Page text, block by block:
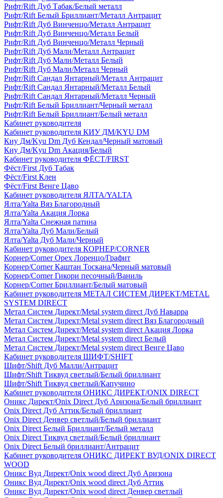
Рифт/Rift Дуб Табак/Белый металл
Рифт/Rift Белый Бриллиант/Металл Антрацит
Рифт/Rift Дуб Винченцо/Металл Антрацит
Рифт/Rift Дуб Винченцо/Металл Белый
Рифт/Rift Дуб Винченцо/Металл Черный
Рифт/Rift Дуб Мали/Металл Антрацит
Рифт/Rift Дуб Мали/Металл Белый
Рифт/Rift Дуб Мали/Металл Черный
Рифт/Rift Сандал Янтарный/Металл Антрацит
Рифт/Rift Сандал Янтарный/Металл Белый
Рифт/Rift Сандал Янтарный/Металл Черный
Рифт/Rift Белый Бриллиант/Черный металл
Рифт/Rift Белый Бриллиант/Белый металл
Кабинет руководителя
Кабинет руководителя КИУ ДМ/KYU DM
Киу Дм/Kyu Dm Дуб Кендал/Черный матовый
Киу Дм/Kyu Dm Акация/Белый
Кабинет руководителя ФЁСТ/FIRST
Фёст/First Дуб Табак
Фёст/First Клен
Фёст/First Венге Цаво
Кабинет руководителя ЯЛТА/YALTA
Ялта/Yalta Вяз Благородный
Ялта/Yalta Акация Лорка
Ялта/Yalta Снежная патина
Ялта/Yalta Дуб Мали/Белый
Ялта/Yalta Дуб Мали/Черный
Кабинет руководителя КОРНЕР/CORNER
Корнер/Corner Орех Лоренцо/Графит
Корнер/Corner Каштан Тоскана/Черный матовый
Корнер/Corner Гикори песочный/Ваниль
Корнер/Corner Бриллиант/Белый матовый
Кабинет руководителя МЕТАЛ СИСТЕМ ДИРЕКТ/METAL
SYSTEM DIRECT
Метал Систем Директ/Metal system direct Дуб Наварра
Метал Систем Директ/Metal system direct Вяз Благородный
Метал Систем Директ/Metal system direct Акация Лорка
Метал Систем Директ/Metal system direct Белый
Метал Систем Директ/Metal system direct Венге Цаво
Кабинет руководителя ШИФТ/SHIFT
Шифт/Shift Дуб Малли/Антрацит
Шифт/Shift Тиквуд светлый/Белый бриллиант
Шифт/Shift Тиквуд светлый/Капучино
Кабинет руководителя ОНИКС ДИРЕКТ/ONIX DIRECT
Оникс Директ/Onix Direct Дуб Аризона/Белый бриллиант
Onix Direct Дуб Аттик/Белый бриллиант
Onix Direct Денвер светлый/Белый бриллиант
Onix Direct Белый Бриллиант/Белый металл
Onix Direct Тиквуд светлый/Белый бриллиант
Onix Direct Белый бриллиант/Антрацит
Кабинет руководителя ОНИКС ДИРЕКТ ВУД/ONIX DIRECT
WOOD
Оникс Вуд Директ/Onix wood direct Дуб Аризона
Оникс Вуд Директ/Onix wood direct Дуб Аттик
Оникс Вуд Директ/Onix wood direct Денвер светлый